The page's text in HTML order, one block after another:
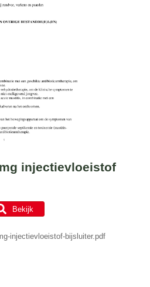
injectievloeistof
Bekijk
injectievloeistof-bijsluiter.pdf